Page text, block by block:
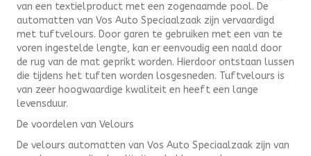
van een textielproduct met een zogenaamde pool. De
automatten van Vos Auto Speciaalzaak zijn vervaardigd
met tuftvelours. Door garen te gebruiken met een van te
voren ingestelde lengte, kan er eenvoudig een naald door
de rug van de mat geprikt worden. Hierdoor ontstaan lussen
die tijdens het tuften worden losgesneden. Tuftvelours is
van zeer hoogwaardige kwaliteit en heeft een lange
levensduur.
De voordelen van Velours
De velours automatten van Vos Auto Speciaalzaak zijn van